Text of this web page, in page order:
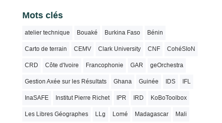
Mots clés
atelier technique Bouaké Burkina Faso Bénin
Carto de terrain CEMV Clark University CNF CohéSIoN
CRD Côte d'Ivoire Francophonie GAR geOrchestra
Gestion Axée sur les Résultats Ghana Guinée IDS IFL
InaSAFE Institut Pierre Richet IPR IRD KoBoToolbox
Les Libres Géographes LLg Lomé Madagascar Mali